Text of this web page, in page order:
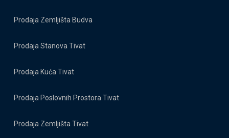
Prodaja Zemljišta Budva
Prodaja Stanova Tivat
Prodaja Kuća Tivat
Prodaja Poslovnih Prostora Tivat
Prodaja Zemljišta Tivat